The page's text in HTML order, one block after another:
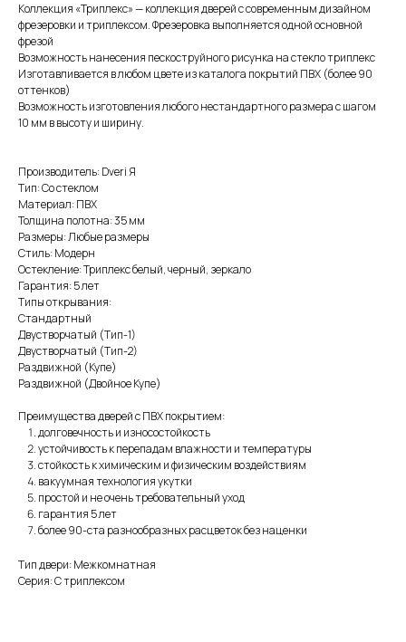
Коллекция «Триплекс» — коллекция дверей с современным дизайном
фрезеровки и триплексом. Фрезеровка выполняется одной основной
фрезой
Возможность нанесения пескоструйного рисунка на стекло триплекс
Изготавливается в любом цвете из каталога покрытий ПВХ (более 90
оттенков)
Возможность изготовления любого нестандартного размера с шагом
10 мм в высоту и ширину.
Производитель: Dveri Я
Тип: Со стеклом
Материал: ПВХ
Толщина полотна: 35 мм
Размеры: Любые размеры
Стиль: Модерн
Остекление: Триплекс белый, черный, зеркало
Гарантия: 5 лет
Типы открывания:
Стандартный
Двустворчатый (Тип-1)
Двустворчатый (Тип-2)
Раздвижной (Купе)
Раздвижной (Двойное Купе)
Преимущества дверей с ПВХ покрытием:
долговечность и износостойкость
устойчивость к перепадам влажности и температуры
стойкость к химическим и физическим воздействиям
вакуумная технология укутки
простой и не очень требовательный уход
гарантия 5 лет
более 90-ста разнообразных расцветок без наценки
Тип двери: Межкомнатная
Серия: С триплексом